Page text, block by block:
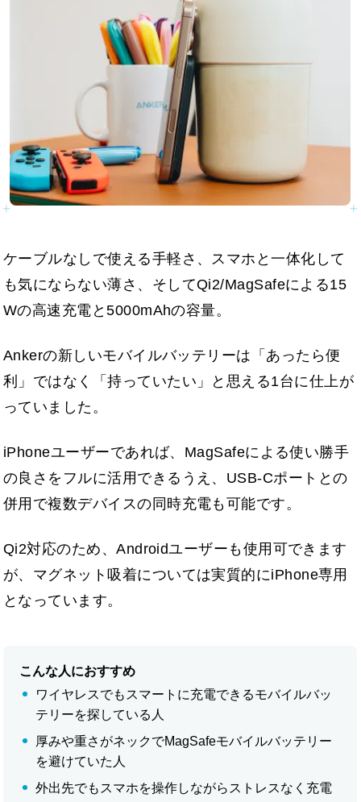
ケーブルなしで使える手軽さ、スマホと一体化して
も気にならない薄さ、そしてQi2/MagSafeによる15
Wの高速充電と5000mAhの容量。
Ankerの新しいモバイルバッテリーは「あったら便
利」ではなく「持っていたい」と思える1台に仕上が
っていました。
iPhoneユーザーであれば、MagSafeによる使い勝手
の良さをフルに活用できるうえ、USB-Cポートとの
併用で複数デバイスの同時充電も可能です。
Qi2対応のため、Androidユーザーも使用可できます
が、マグネット吸着については実質的にiPhone専用
となっています。
こんな人におすすめ
ワイヤレスでもスマートに充電できるモバイルバッ
テリーを探している人
厚みや重さがネックでMagSafeモバイルバッテリー
を避けていた人
外出先でもスマホを操作しながらストレスなく充電